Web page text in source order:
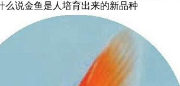
么说金鱼是人培育出来的新品种